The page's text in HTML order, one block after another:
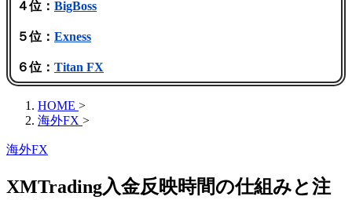
４位： BigBoss
５位： Exness
６位： Titan FX
HOME >
海外FX >
海外FX
XMTrading入金反映時間の仕組みと注